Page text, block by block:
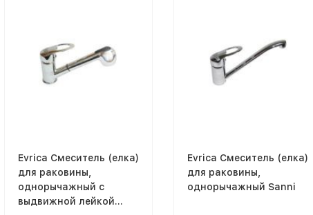
Evrica Смеситель (елка)
для раковины,
однорычажный с
выдвижной лейкой
Evrica Смеситель (елка)
для раковины,
однорычажный Sanni